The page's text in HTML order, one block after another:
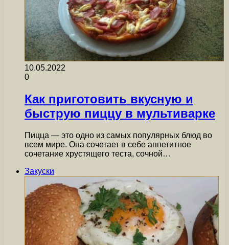
10.05.2022
0
Как приготовить вкусную и
быструю пиццу в мультиварке
Пицца — это одно из самых популярных блюд во
всем мире. Она сочетает в себе аппетитное
сочетание хрустящего теста, сочной…
Закуски